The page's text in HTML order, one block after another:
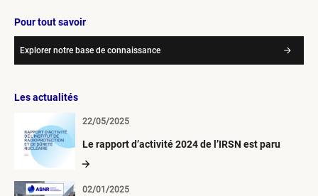
Pour tout savoir
Explorer notre base de connaissance
Les actualités
Le rapport d’activité 2024 de l’IRSN est paru
22/05/2025
02/01/2025